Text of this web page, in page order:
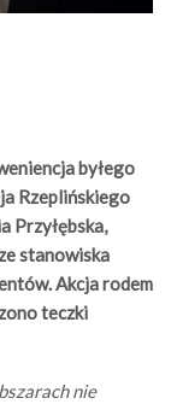
byłego
Rzeplińskiego
Przyłębska,
stanowiska
Akcja rodem
teczki
nie